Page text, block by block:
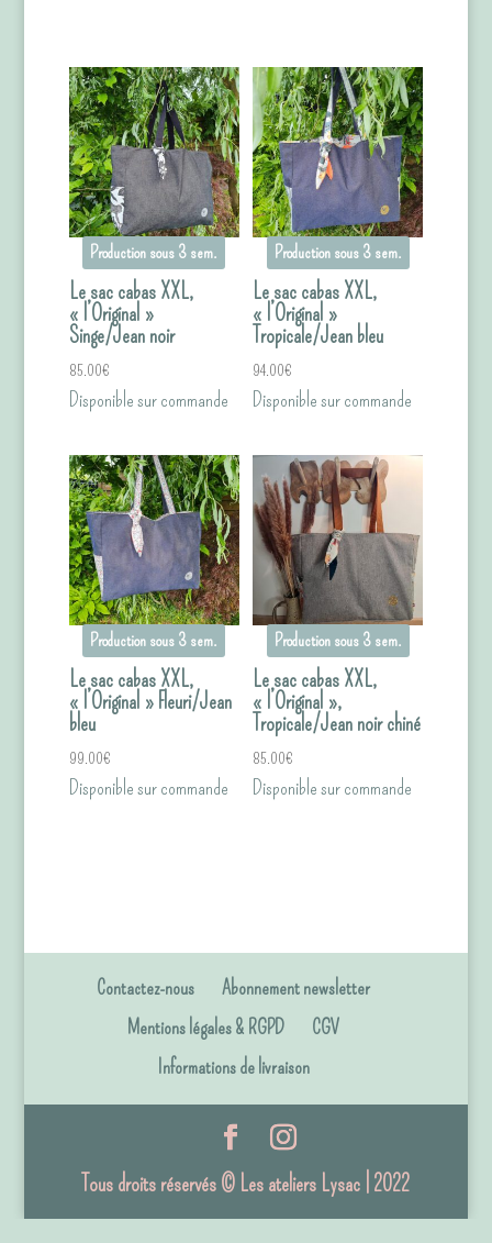
Production sous 3 sem.
Le sac cabas XXL,
« l’Original »
Singe/Jean noir
85.00€
Disponible sur commande
Production sous 3 sem.
Le sac cabas XXL,
« l’Original »
Tropicale/Jean bleu
94.00€
Disponible sur commande
Production sous 3 sem.
Le sac cabas XXL,
« l’Original » Fleuri/Jean
bleu
99.00€
Disponible sur commande
Production sous 3 sem.
Le sac cabas XXL,
« l’Original »,
Tropicale/Jean noir chiné
85.00€
Disponible sur commande
Contactez-nous
Abonnement newsletter
Mentions légales & RGPD
CGV
Informations de livraison
Tous droits réservés © Les ateliers Lysac | 2022